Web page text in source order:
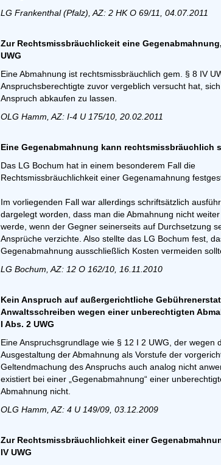
LG Frankenthal (Pfalz), AZ: 2 HK O 69/11, 04.07.2011
Zur Rechtsmissbräuchlickeit eine
UWG
Eine Abmahnung ist rechtsmissbräuchlich gem. § 8 IV
Anspruchsberechtigte zuvor vergeblich versucht hat,
Anspruch abkaufen zu lassen.
OLG Hamm, AZ: I-4 U 175/10, 20.02.2011
Eine Gegenabmahnung kann rechtsmissbräuchlich
Das LG Bochum hat in einem besonderem Fall die
Rechtsmissbräuchlichkeit einer Gegenamahnung
Im vorliegenden Fall war allerdings schriftsätzlich
dargelegt worden, dass man die Abmahnung nicht
werde, wenn der Gegner seinerseits auf Durchsetzung
Ansprüche verzichte. Also stellte das LG Bochum fest,
Gegenabmahnung ausschließlich Kosten vermeiden
LG Bochum, AZ: 12 O 162/10, 16.11.2010
Kein Anspruch auf außergerichtliche
Anwaltsschreiben wegen einer unberechtigten
I Abs. 2 UWG
Eine Anspruchsgrundlage wie § 12 I 2 UWG, der wegen
Ausgestaltung der Abmahnung als Vorstufe der
Geltendmachung des Anspruchs auch analog nicht
existiert bei einer „Gegenabmahnung“ einer
Abmahnung nicht.
OLG Hamm, AZ: 4 U 149/09, 03.12.2009
Zur Rechtsmissbräuchlichkeit einer
IV UWG